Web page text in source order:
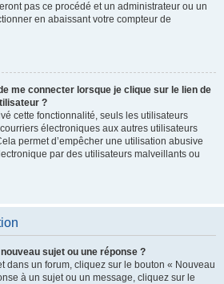
pas ce procédé et un administrateur ou un
en abaissant votre compteur de
me connecter lorsque je clique sur le lien de
?
cette fonctionnalité, seuls les utilisateurs
électroniques aux autres utilisateurs
permet d’empêcher une utilisation abusive
par des utilisateurs malveillants ou
sujet ou une réponse ?
dans un forum, cliquez sur le bouton « Nouveau
à un sujet ou un message, cliquez sur le